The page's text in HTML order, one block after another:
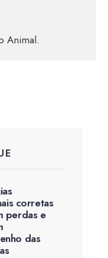
Animal.
corretas
perdas e
das